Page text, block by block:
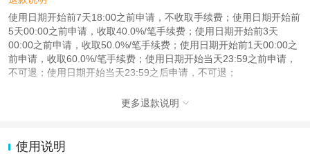
使用日期开始前7天18:00之前申请，不收取手续费；使用日期开始前
5天00:00之前申请，收取40.0%/笔手续费；使用日期开始前3天
00:00之前申请，收取50.0%/笔手续费；使用日期开始前1天00:00之
前申请，收取60.0%/笔手续费；使用日期开始当天23:59之前申请，
不可退；使用日期开始当天23:59之后申请，不可退；
更多退款说明 
使用说明